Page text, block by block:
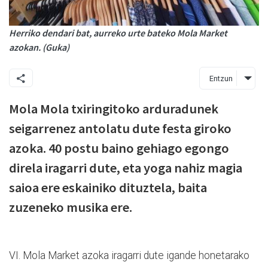
Herriko dendari bat, aurreko urte bateko Mola Market
azokan. (Guka)
Entzun
Mola Mola txiringitoko arduradunek
seigarrenez antolatu dute festa giroko
azoka. 40 postu baino gehiago egongo
direla iragarri dute, eta yoga nahiz magia
saioa ere eskainiko dituztela, baita
zuzeneko musika ere.
VI. Mola Market azoka iragarri dute igande honetarako